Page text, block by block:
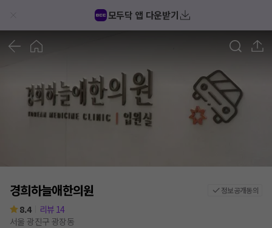
모두닥 앱 다운받기
경희하늘애한의원 정보공개동의
8.4 리뷰 14
서울 광진구 광장동